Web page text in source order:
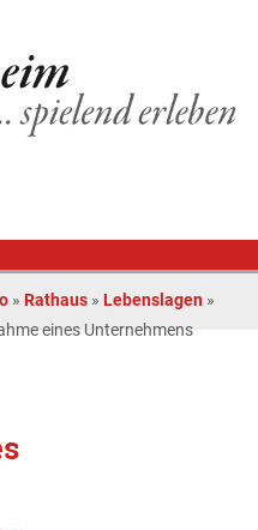
» Rathaus » Lebenslagen »
eines Unternehmens